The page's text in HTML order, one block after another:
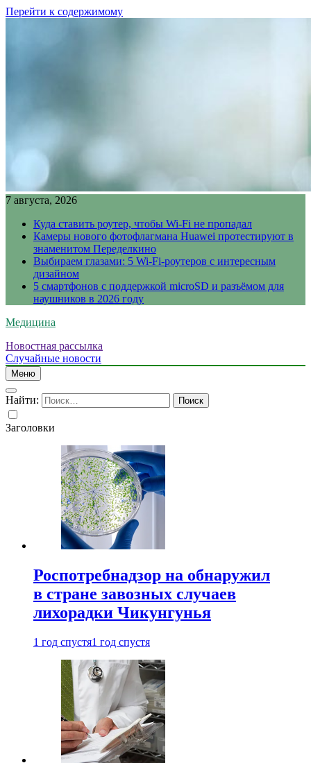
Перейти к содержимому
7 августа, 2026
Куда ставить роутер, чтобы Wi-Fi не пропадал
Камеры нового фотофлагмана Huawei протестируют в
знаменитом Переделкино
Выбираем глазами: 5 Wi-Fi-роутеров с интересным
дизайном
5 смартфонов с поддержкой microSD и разъёмом для
наушников в 2026 году
Медицина
Новостная рассылка
Случайные новости
Меню
Найти:
Заголовки
Роспотребнадзор на обнаружил
в стране завозных случаев
лихорадки Чикунгунья
1 год спустя1 год спустя